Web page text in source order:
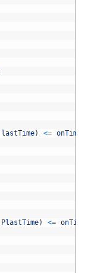
lastTime) <= onTime
PlastTime) <= onTime